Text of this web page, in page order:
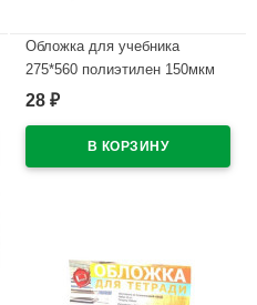
Обложка для учебника
275*560 полиэтилен 150мкм
универсальная М арт У 275
28 ₽